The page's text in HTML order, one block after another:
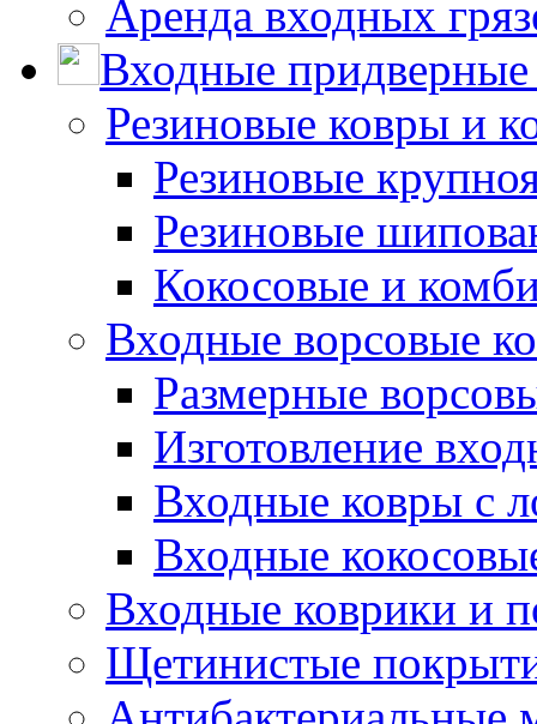
Аренда входных
Входные
Резиновые ковры и
Резиновые
Резиновые
Кокосовые и
Входные ворсовые
Размерные
Изготовление
Входные ковры с
Входные
Входные коврики и
Щетинистые